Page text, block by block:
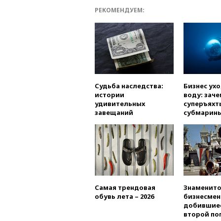
РЕКОМЕНДУЕМ:
Судьба наследства:
истории
удивительных
завещаний
Бизнес
воду:
Самая трендовая
обувь лета – 2026
второй